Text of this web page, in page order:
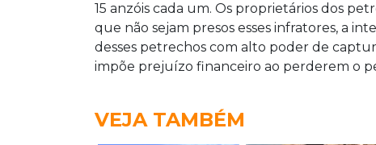
15 anzóis cada um. Os proprietários dos
que não sejam presos esses infratores, a
desses petrechos com alto poder de
impõe prejuízo financeiro ao perderem o
VEJA TAMBÉM